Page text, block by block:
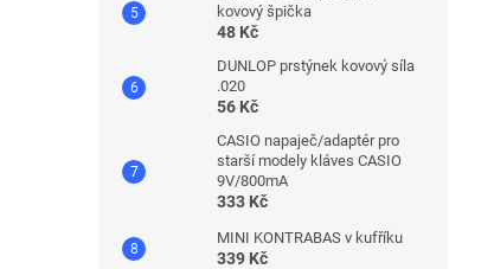
kovový špička
48 Kč
DUNLOP prstýnek kovový síla
.020
56 Kč
CASIO napaječ/adaptér pro
starší modely kláves CASIO
9V/800mA
333 Kč
MINI KONTRABAS v kufříku
339 Kč